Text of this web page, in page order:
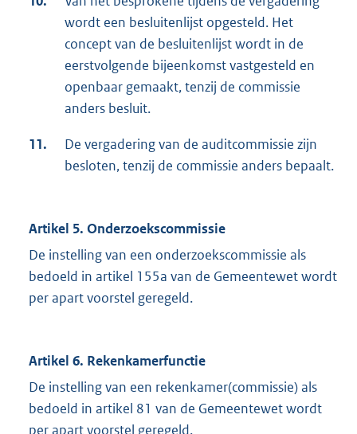
wordt een besluitenlijst opgesteld. Het
concept van de besluitenlijst wordt in de
eerstvolgende bijeenkomst vastgesteld en
openbaar gemaakt, tenzij de commissie
anders besluit.
11.
De vergadering van de auditcommissie zijn
besloten, tenzij de commissie anders bepaalt.
Artikel 5. Onderzoekscommissie
De instelling van een onderzoekscommissie als
bedoeld in artikel 155a van de Gemeentewet wordt
per apart voorstel geregeld.
Artikel 6. Rekenkamerfunctie
De instelling van een rekenkamer(commissie) als
bedoeld in artikel 81 van de Gemeentewet wordt
per apart voorstel geregeld.